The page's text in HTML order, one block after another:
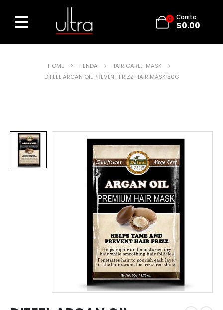
0 Carrito
$0.00
HOME TIENDA HAIR CARE, MASK
DIFEEL ARGAN OIL PREVENT FRIZZ HAIR MASK 50G